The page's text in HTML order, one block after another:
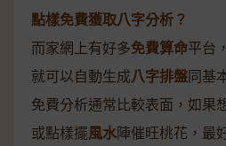
點樣免費獲取八字分析？
而家網上有好多免費算命平台
就可以自動生成八字排盤同基
免費分析通常比較表面，如果
或點樣擺風水陣催旺桃花，最